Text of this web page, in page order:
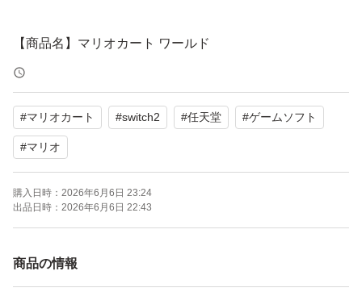
【商品名】マリオカート ワールド
【対応機種】Nintendo Switch2
【CERO】A（全年齢対象）
【状態】中古品ですが、ケース・ソフト共に綺麗な状態で
す。
よろしくお願いいたします。
#マリオカート #switch2 #任天堂 #ゲームソフト
#マリオ
購入日時： 2026年6月6日 23:24
出品日時： 2026年6月6日 22:43
商品の情報